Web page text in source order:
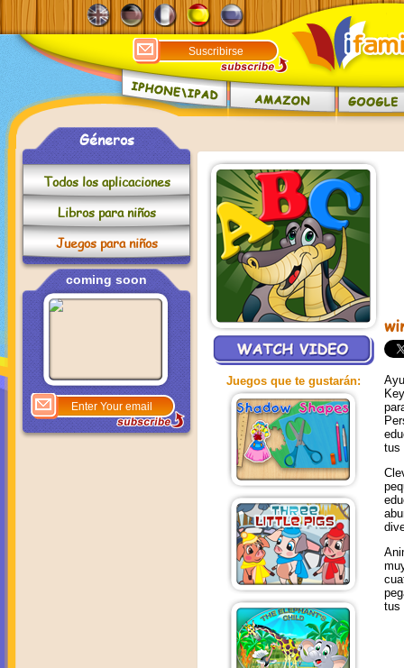
Géneros
Todos los aplicaciones
Libros para niños
Juegos para niños
coming soon
Juegos que te gustarán:
tus
tus